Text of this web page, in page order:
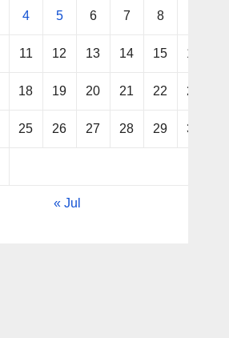
4 5 6 7 8
11 12 13 14 15 16
18 19 20 21 22 23
25 26 27 28 29 30
« Jul